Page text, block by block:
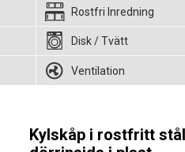
Rostfri Inredning
Disk / Tvätt
Ventilation
Kylskåp i rostfritt